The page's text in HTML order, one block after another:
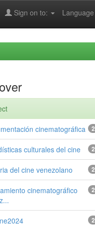
Language
Sign on to:
2
cinematográfica
2
culturales del cine
2
del cine venezolano
2
cinematográfico
2